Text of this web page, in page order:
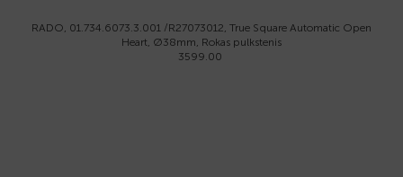
RADO, 01.734.6073.3.001 /R27073012, True Square Automatic Open
Heart, Ø38mm, Rokas pulkstenis
3599.00